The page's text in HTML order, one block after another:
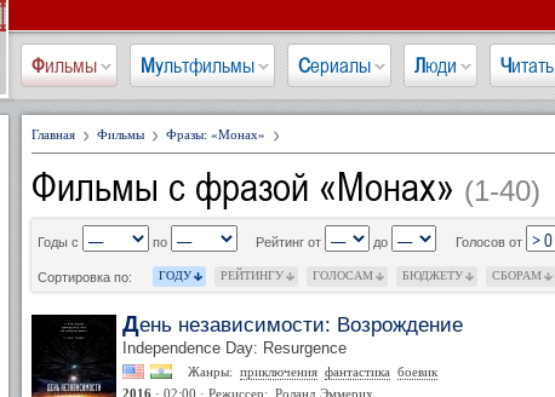
Фильмы Мультфильмы Сериалы Люди Читать
Главная Фильмы Фразы: «Монах»
Фильмы с фразой «Монах» (1-40)
Годы с по Рейтинг от до Голосов от
Сортировка по: ГОДУ РЕЙТИНГУ ГОЛОСАМ БЮДЖЕТУ СБОРАМ
День независимости: Возрождение
Independence Day: Resurgence
Жанры: приключения фантастика боевик
2016 · 02:00 · Режиссер: Роланд Эммерих